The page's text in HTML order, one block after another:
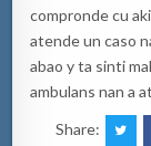
compronde cu
atende un caso
abao y ta sinti
ambulans nan a
Share: